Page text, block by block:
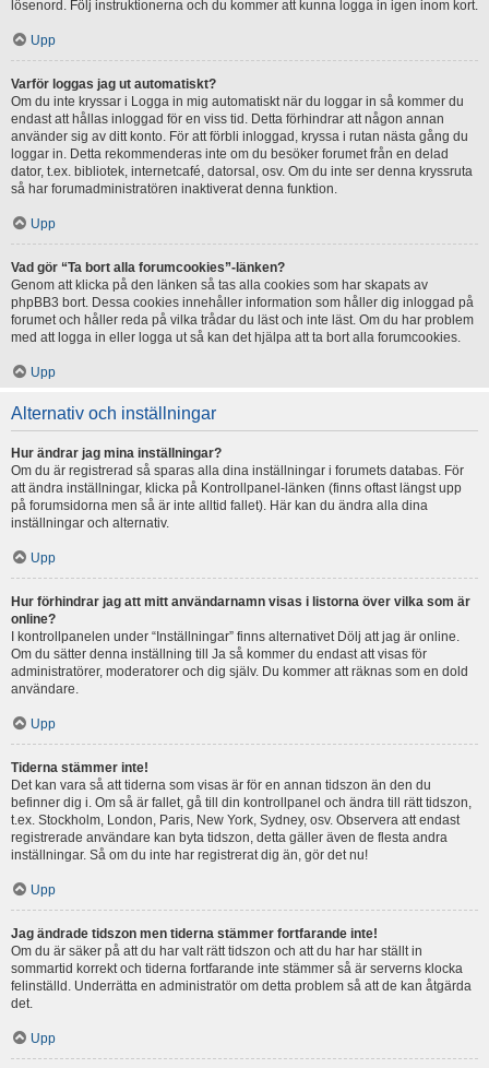
lösenord. Följ instruktionerna och du kommer att kunna logga in igen inom kort.
Upp
Varför loggas jag ut automatiskt?
Om du inte kryssar i Logga in mig automatiskt när du loggar in så kommer du
endast att hållas inloggad för en viss tid. Detta förhindrar att någon annan
använder sig av ditt konto. För att förbli inloggad, kryssa i rutan nästa gång du
loggar in. Detta rekommenderas inte om du besöker forumet från en delad
dator, t.ex. bibliotek, internetcafé, datorsal, osv. Om du inte ser denna kryssruta
så har forumadministratören inaktiverat denna funktion.
Upp
Vad gör “Ta bort alla forumcookies”-länken?
Genom att klicka på den länken så tas alla cookies som har skapats av
phpBB3 bort. Dessa cookies innehåller information som håller dig inloggad på
forumet och håller reda på vilka trådar du läst och inte läst. Om du har problem
med att logga in eller logga ut så kan det hjälpa att ta bort alla forumcookies.
Upp
Alternativ och inställningar
Hur ändrar jag mina inställningar?
Om du är registrerad så sparas alla dina inställningar i forumets databas. För
att ändra inställningar, klicka på Kontrollpanel-länken (finns oftast längst upp
på forumsidorna men så är inte alltid fallet). Här kan du ändra alla dina
inställningar och alternativ.
Upp
Hur förhindrar jag att mitt användarnamn visas i listorna över vilka som är
online?
I kontrollpanelen under “Inställningar” finns alternativet Dölj att jag är online.
Om du sätter denna inställning till Ja så kommer du endast att visas för
administratörer, moderatorer och dig själv. Du kommer att räknas som en dold
användare.
Upp
Tiderna stämmer inte!
Det kan vara så att tiderna som visas är för en annan tidszon än den du
befinner dig i. Om så är fallet, gå till din kontrollpanel och ändra till rätt tidszon,
t.ex. Stockholm, London, Paris, New York, Sydney, osv. Observera att endast
registrerade användare kan byta tidszon, detta gäller även de flesta andra
inställningar. Så om du inte har registrerat dig än, gör det nu!
Upp
Jag ändrade tidszon men tiderna stämmer fortfarande inte!
Om du är säker på att du har valt rätt tidszon och att du har har ställt in
sommartid korrekt och tiderna fortfarande inte stämmer så är serverns klocka
felinställd. Underrätta en administratör om detta problem så att de kan åtgärda
det.
Upp